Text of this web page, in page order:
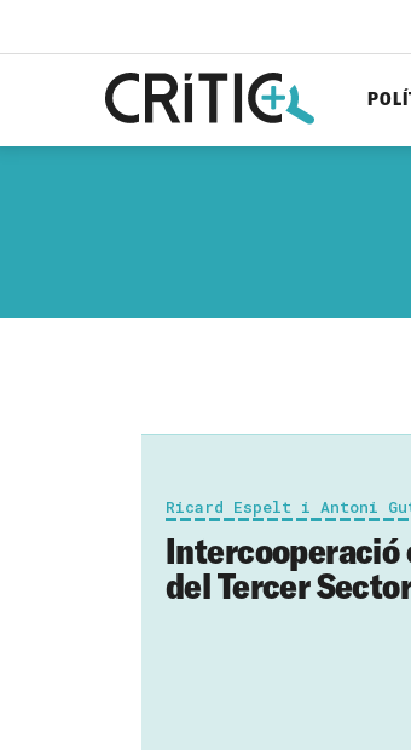
Ricard Espelt i Antoni
Intercooperació
del Tercer